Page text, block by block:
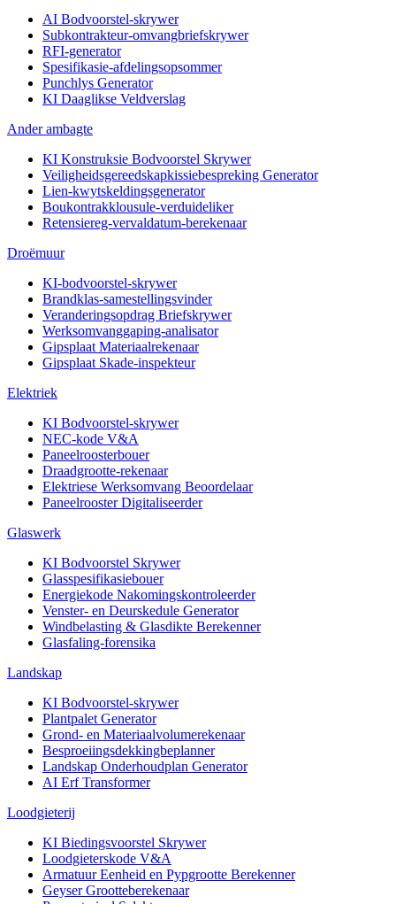
AI Bodvoorstel-skrywer
Subkontrakteur-omvangbriefskrywer
RFI-generator
Spesifikasie-afdelingsopsommer
Punchlys Generator
KI Daaglikse Veldverslag
Ander ambagte
KI Konstruksie Bodvoorstel Skrywer
Veiligheidsgereedskapkissiebespreking Generator
Lien-kwytskeldingsgenerator
Boukontrakklousule-verduideliker
Retensiereg-vervaldatum-berekenaar
Droëmuur
KI-bodvoorstel-skrywer
Brandklas-samestellingsvinder
Veranderingsopdrag Briefskrywer
Werksomvanggaping-analisator
Gipsplaat Materiaalrekenaar
Gipsplaat Skade-inspekteur
Elektriek
KI Bodvoorstel-skrywer
NEC-kode V&A
Paneelroosterbouer
Draadgrootte-rekenaar
Elektriese Werksomvang Beoordelaar
Paneelrooster Digitaliseerder
Glaswerk
KI Bodvoorstel Skrywer
Glasspesifikasiebouer
Energiekode Nakomingskontroleerder
Venster- en Deurskedule Generator
Windbelasting & Glasdikte Berekenner
Glasfaling-forensika
Landskap
KI Bodvoorstel-skrywer
Plantpalet Generator
Grond- en Materiaalvolumerekenaar
Besproeiingsdekkingbeplanner
Landskap Onderhoudplan Generator
AI Erf Transformer
Loodgieterij
KI Biedingsvoorstel Skrywer
Loodgieterskode V&A
Armatuur Eenheid en Pypgrootte Berekenner
Geyser Grootteberekenaar